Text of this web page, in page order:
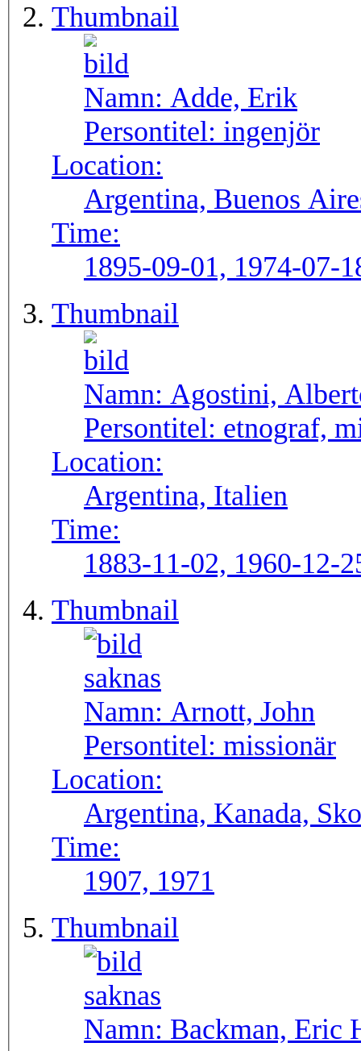
Thumbnail
Namn: Adde, Erik
Persontitel: ingenjör
Location:
Argentina, Buenos
Time:
1895-09-01, 1974-07-
Thumbnail
Namn: Agostini,
Persontitel: etnograf,
Location:
Argentina, Italien
Time:
1883-11-02, 1960-12-
Thumbnail
Namn: Arnott, John
Persontitel: missionär
Location:
Argentina, Kanada,
Time:
1907, 1971
Thumbnail
Namn: Backman, Eric